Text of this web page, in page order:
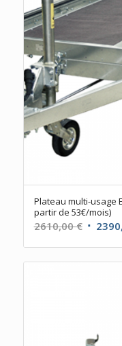
Plateau multi-usage
partir de 53€/mois)
2610,00€ Le
initial